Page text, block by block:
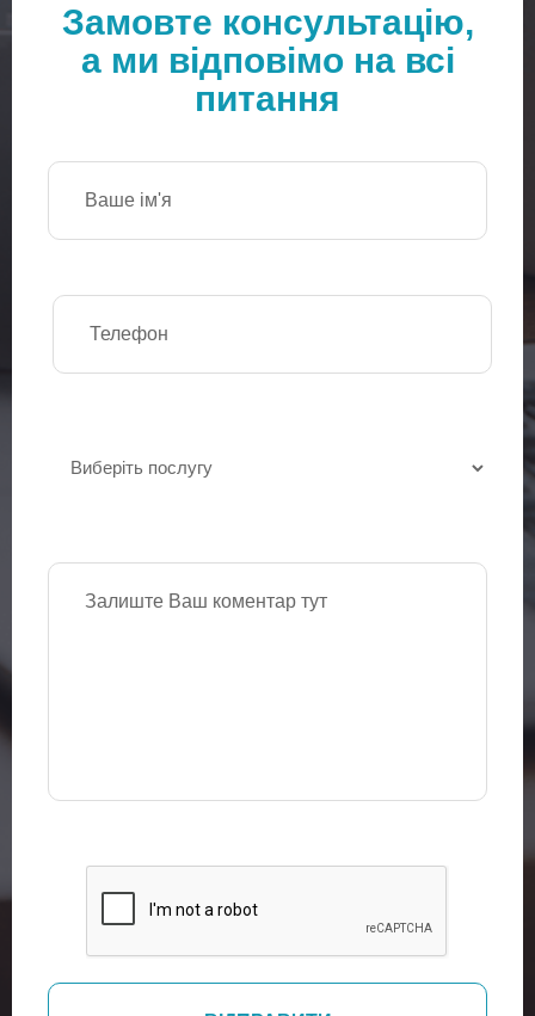
Замовте консультацію,
а ми відповімо на всі
питання